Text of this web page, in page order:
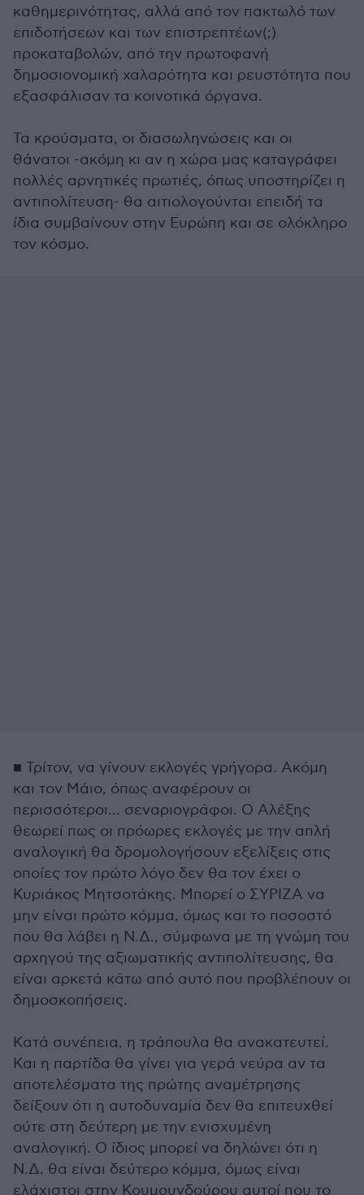
καθημερινότητας, αλλά από τον πακτωλό των
επιδοτήσεων και των επιστρεπτέων(;)
προκαταβολών, από την πρωτοφανή
δημοσιονομική χαλαρότητα και ρευστότητα που
εξασφάλισαν τα κοινοτικά όργανα.
Τα κρούσματα, οι διασωληνώσεις και οι
θάνατοι -ακόμη κι αν η χώρα μας καταγράφει
πολλές αρνητικές πρωτιές, όπως υποστηρίζει η
αντιπολίτευση- θα αιτιολογούνται επειδή τα
ίδια συμβαίνουν στην Ευρώπη και σε ολόκληρο
τον κόσμο.
■ Τρίτον, να γίνουν εκλογές γρήγορα. Ακόμη
και τον Μάιο, όπως αναφέρουν οι
περισσότεροι... σεναριογράφοι. Ο Αλέξης
θεωρεί πως οι πρόωρες εκλογές με την απλή
αναλογική θα δρομολογήσουν εξελίξεις στις
οποίες τον πρώτο λόγο δεν θα τον έχει ο
Κυριάκος Μητσοτάκης. Μπορεί ο ΣΥΡΙΖΑ να
μην είναι πρώτο κόμμα, όμως και το ποσοστό
που θα λάβει η Ν.Δ., σύμφωνα με τη γνώμη του
αρχηγού της αξιωματικής αντιπολίτευσης, θα
είναι αρκετά κάτω από αυτό που προβλέπουν οι
δημοσκοπήσεις.
Κατά συνέπεια, η τράπουλα θα ανακατευτεί.
Και η παρτίδα θα γίνει για γερά νεύρα αν τα
αποτελέσματα της πρώτης αναμέτρησης
δείξουν ότι η αυτοδυναμία δεν θα επιτευχθεί
ούτε στη δεύτερη με την ενισχυμένη
αναλογική. Ο ίδιος μπορεί να δηλώνει ότι η
Ν.Δ. θα είναι δεύτερο κόμμα, όμως είναι
ελάχιστοι στην Κουμουνδούρου αυτοί που το